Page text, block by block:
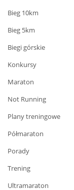
Bieg 10km
Bieg 5km
Biegi górskie
Konkursy
Maraton
Not Running
Plany treningowe
Półmaraton
Porady
Trening
Ultramaraton